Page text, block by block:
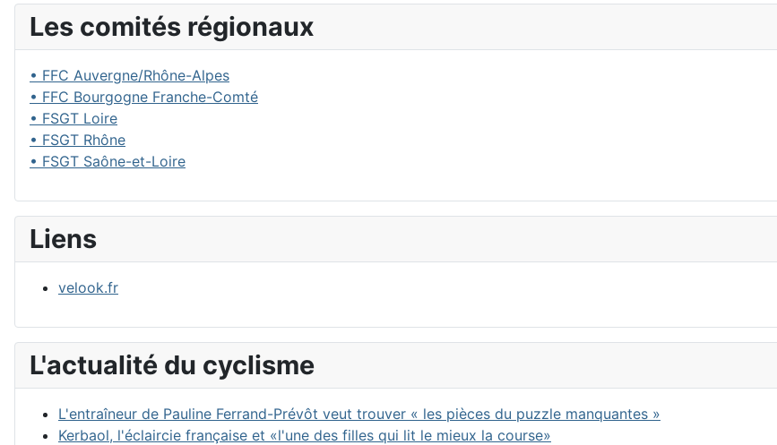
Les comités régionaux
• FFC Auvergne/Rhône-Alpes
• FFC Bourgogne Franche-Comté
• FSGT Loire
• FSGT Rhône
• FSGT Saône-et-Loire
Liens
velook.fr
L'actualité du cyclisme
L'entraîneur de Pauline Ferrand-Prévôt veut trouver « les pièces du puzzle manquantes »
Kerbaol, l'éclaircie française et «l'une des filles qui lit le mieux la course»